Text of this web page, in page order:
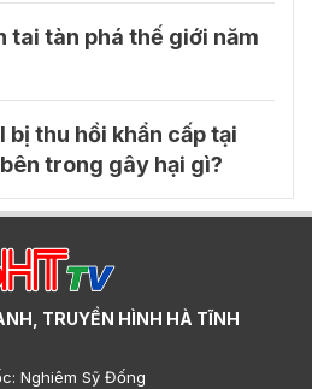
tai tàn phá thế giới năm
bị thu hồi khẩn cấp tại
trong gây hại gì?
TRUYỀN HÌNH HÀ TĨNH
Nghiêm Sỹ Đống